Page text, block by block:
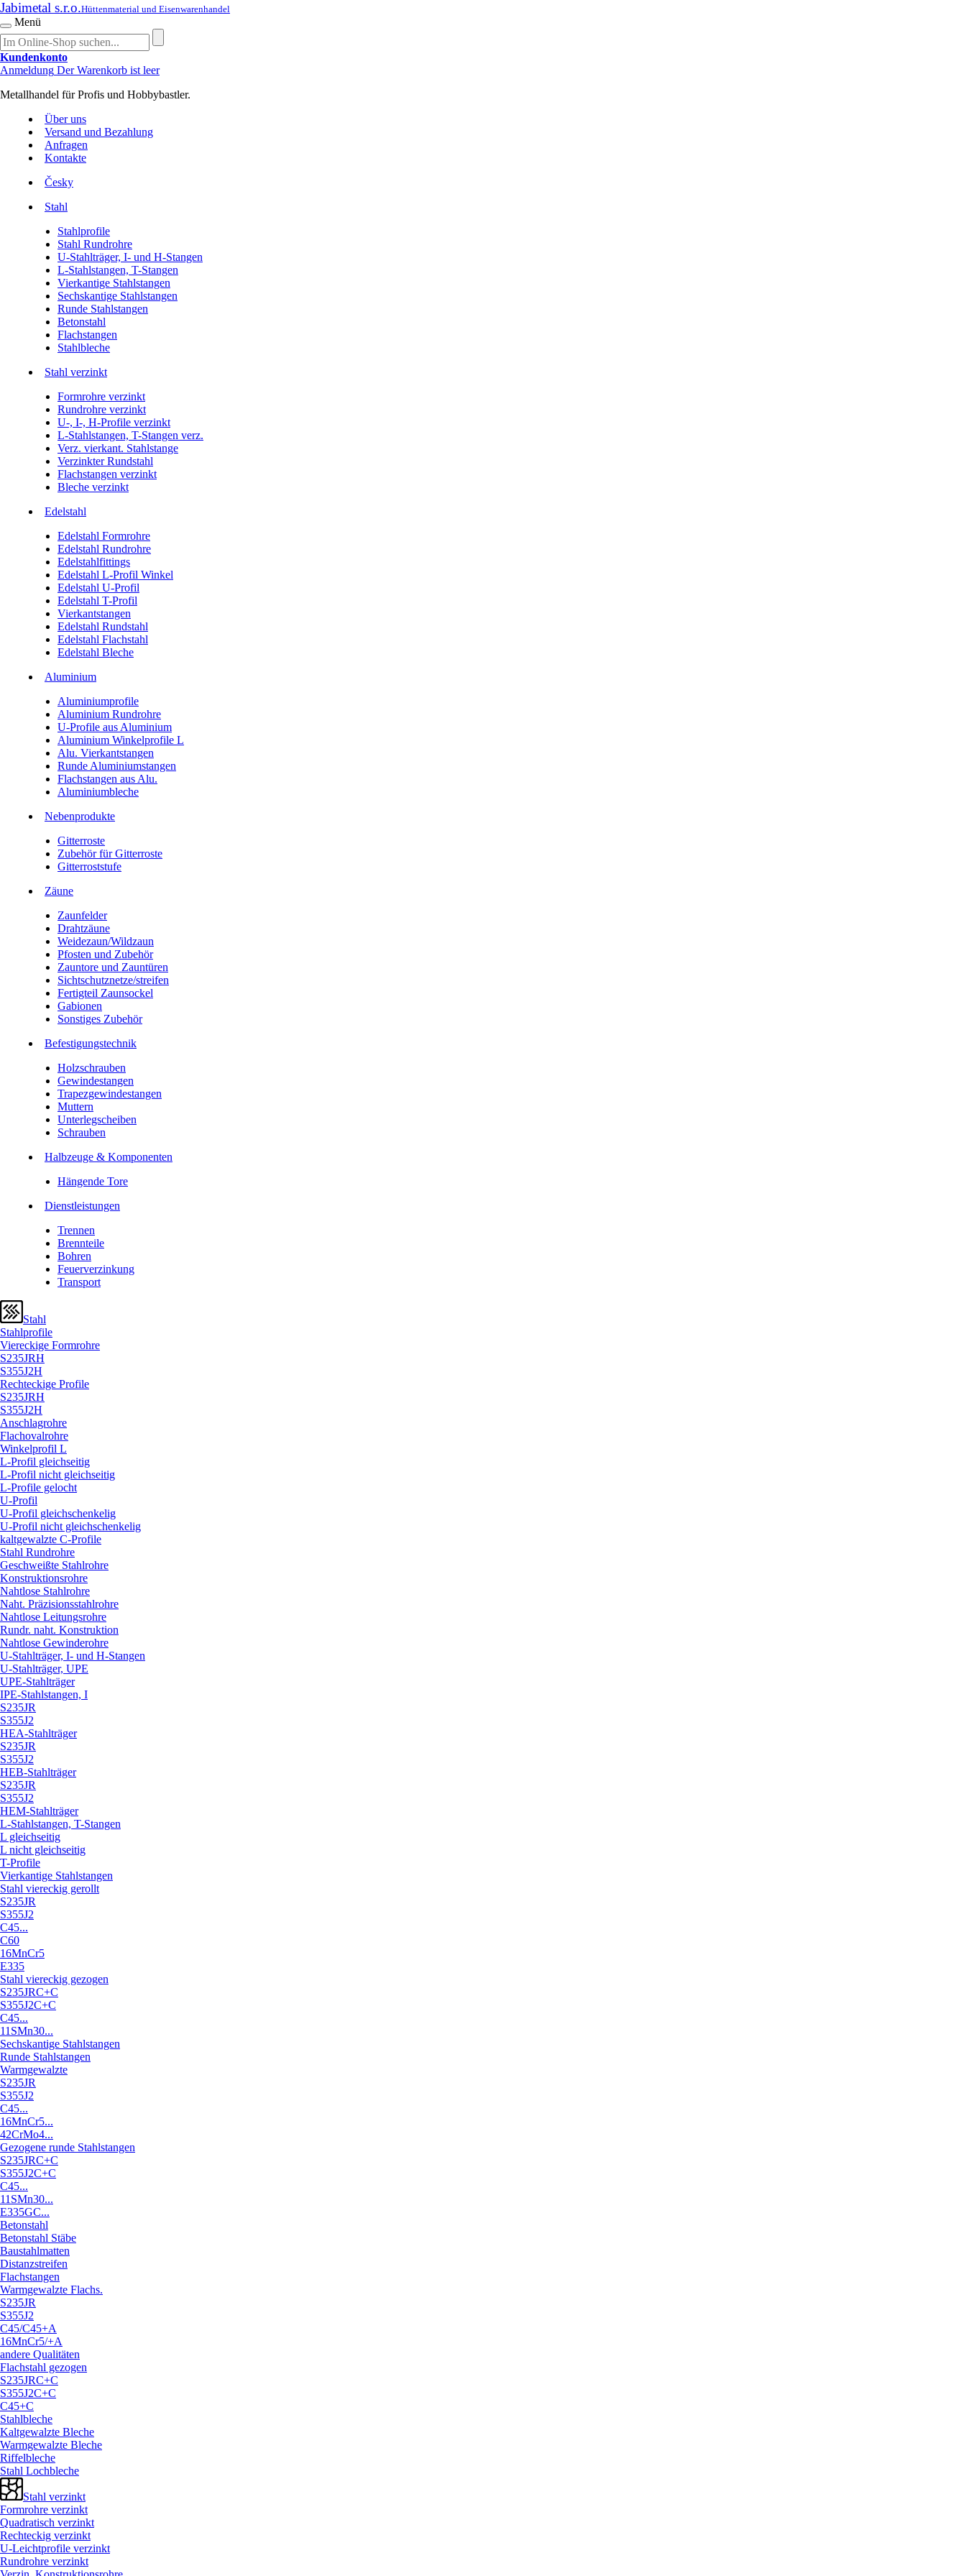
Jabimetal s.r.o.Hüttenmaterial und Eisenwarenhandel
Menü
Kundenkonto
Anmeldung Der Warenkorb ist leer
Metallhandel für Profis und Hobbybastler.
Über uns
Versand und Bezahlung
Anfragen
Kontakte
Česky
Stahl
Stahlprofile
Stahl Rundrohre
U-Stahlträger, I- und H-Stangen
L-Stahlstangen, T-Stangen
Vierkantige Stahlstangen
Sechskantige Stahlstangen
Runde Stahlstangen
Betonstahl
Flachstangen
Stahlbleche
Stahl verzinkt
Formrohre verzinkt
Rundrohre verzinkt
U-, I-, H-Profile verzinkt
L-Stahlstangen, T-Stangen verz.
Verz. vierkant. Stahlstange
Verzinkter Rundstahl
Flachstangen verzinkt
Bleche verzinkt
Edelstahl
Edelstahl Formrohre
Edelstahl Rundrohre
Edelstahlfittings
Edelstahl L-Profil Winkel
Edelstahl U-Profil
Edelstahl T-Profil
Vierkantstangen
Edelstahl Rundstahl
Edelstahl Flachstahl
Edelstahl Bleche
Aluminium
Aluminiumprofile
Aluminium Rundrohre
U-Profile aus Aluminium
Aluminium Winkelprofile L
Alu. Vierkantstangen
Runde Aluminiumstangen
Flachstangen aus Alu.
Aluminiumbleche
Nebenprodukte
Gitterroste
Zubehör für Gitterroste
Gitterroststufe
Zäune
Zaunfelder
Drahtzäune
Weidezaun/Wildzaun
Pfosten und Zubehör
Zauntore und Zauntüren
Sichtschutznetze/streifen
Fertigteil Zaunsockel
Gabionen
Sonstiges Zubehör
Befesti­gungstechnik
Holzschrauben
Gewindestangen
Trapezgewindestangen
Muttern
Unterlegscheiben
Schrauben
Halbzeuge & Komponenten
Hängende Tore
Dienstleistungen
Trennen
Brennteile
Bohren
Feuerverzinkung
Transport
Stahl
Stahlprofile
Viereckige Formrohre
S235JRH
S355J2H
Rechteckige Profile
S235JRH
S355J2H
Anschlagrohre
Flachovalrohre
Winkelprofil L
L-Profil gleichseitig
L-Profil nicht gleichseitig
L-Profile gelocht
U-Profil
U-Profil gleichschenkelig
U-Profil nicht gleichschenkelig
kaltgewalzte C-Profile
Stahl Rundrohre
Geschweißte Stahlrohre
Konstruktionsrohre
Nahtlose Stahlrohre
Naht. Präzisionsstahlrohre
Nahtlose Leitungsrohre
Rundr. naht. Konstruktion
Nahtlose Gewinderohre
U-Stahlträger, I- und H-Stangen
U-Stahlträger, UPE
UPE-Stahlträger
IPE-Stahlstangen, I
S235JR
S355J2
HEA-Stahlträger
S235JR
S355J2
HEB-Stahlträger
S235JR
S355J2
HEM-Stahlträger
L-Stahlstangen, T-Stangen
L gleichseitig
L nicht gleichseitig
T-Profile
Vierkantige Stahlstangen
Stahl viereckig gerollt
S235JR
S355J2
C45...
C60
16MnCr5
E335
Stahl viereckig gezogen
S235JRC+C
S355J2C+C
C45...
11SMn30...
Sechskantige Stahlstangen
Runde Stahlstangen
Warmgewalzte
S235JR
S355J2
C45...
16MnCr5...
42CrMo4...
Gezogene runde Stahlstangen
S235JRC+C
S355J2C+C
C45...
11SMn30...
E335GC...
Betonstahl
Betonstahl Stäbe
Baustahlmatten
Distanzstreifen
Flachstangen
Warmgewalzte Flachs.
S235JR
S355J2
C45/C45+A
16MnCr5/+A
andere Qualitäten
Flachstahl gezogen
S235JRC+C
S355J2C+C
C45+C
Stahlbleche
Kaltgewalzte Bleche
Warmgewalzte Bleche
Riffelbleche
Stahl Lochbleche
Stahl verzinkt
Formrohre verzinkt
Quadratisch verzinkt
Rechteckig verzinkt
U-Leichtprofile verzinkt
Rundrohre verzinkt